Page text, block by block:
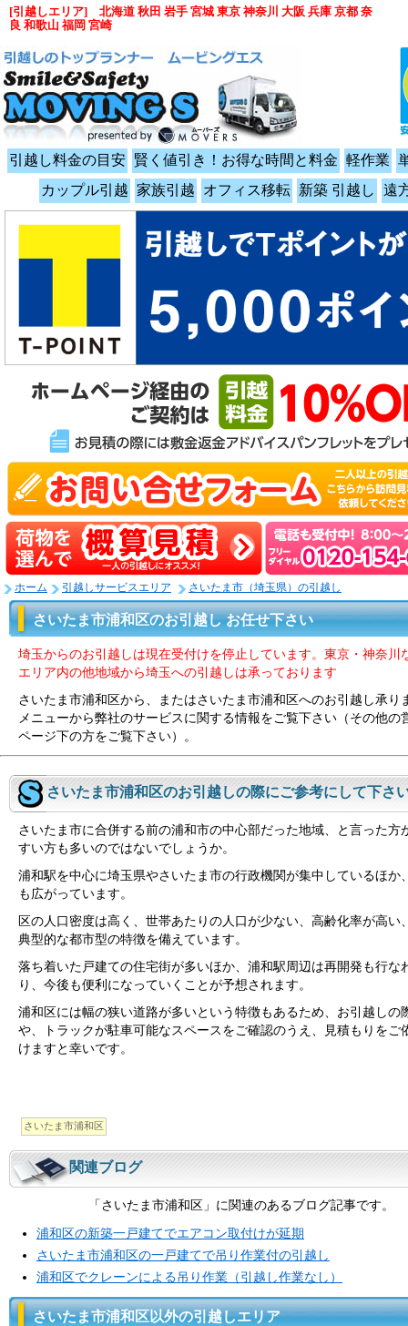
引越し料金の目安 賢く値引き！お得な時間と料金 軽作業
カップル引越 家族引越 オフィス移転 新築 引越し 遠
ホーム 引越しサービスエリア さいたま市（埼玉県）の引越し
さいたま市浦和区のお引越し お任せ下さい
埼玉からのお引越しは現在受付けを停止しています。東京・神奈川
エリア内の他地域から埼玉への引越しは承っております
さいたま市浦和区から、またはさいたま市浦和区へのお引越し承り
メニューから弊社のサービスに関する情報をご覧下さい（その他の
ページ下の方をご覧下さい）。
さいたま市浦和区のお引越しの際にご参考にして下さ
さいたま市に合併する前の浦和市の中心部だった地域、と言った方
すい方も多いのではないでしょうか。
浦和駅を中心に埼玉県やさいたま市の行政機関が集中しているほか
も広がっています。
区の人口密度は高く、世帯あたりの人口が少ない、高齢化率が高い
典型的な都市型の特徴を備えています。
落ち着いた戸建ての住宅街が多いほか、浦和駅周辺は再開発も行な
り、今後も便利になっていくことが予想されます。
浦和区には幅の狭い道路が多いという特徴もあるため、お引越しの
や、トラックが駐車可能なスペースをご確認のうえ、見積もりをご
けますと幸いです。
さいたま市浦和区
関連ブログ
「さいたま市浦和区」に関連のあるブログ記事です。
浦和区の新築一戸建てでエアコン取付けが延期
さいたま市浦和区の一戸建てで吊り作業付の引越し
浦和区でクレーンによる吊り作業（引越し作業なし）
さいたま市浦和区以外の引越しエリア
[引越しエリア] 北海道 秋田 岩手 宮城 東京 神奈川 大阪 兵庫 京都 奈
良 和歌山 福岡 宮崎